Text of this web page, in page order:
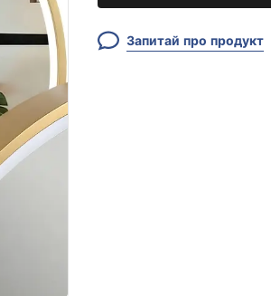
Запитай про продукт